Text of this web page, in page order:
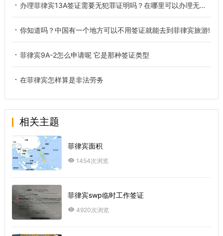
办理菲律宾13A签证需要无犯罪证明吗？在哪里可以办理无犯罪证明？
你知道吗？中国有一个地方可以不用签证就能去到菲律宾旅游!
菲律宾9A-2怎么申请呢 它是那种签证类型
在菲律宾怎样算是非法劳务
相关主题
菲律宾面积
1454次浏览
菲律宾swp临时工作签证
4920次浏览